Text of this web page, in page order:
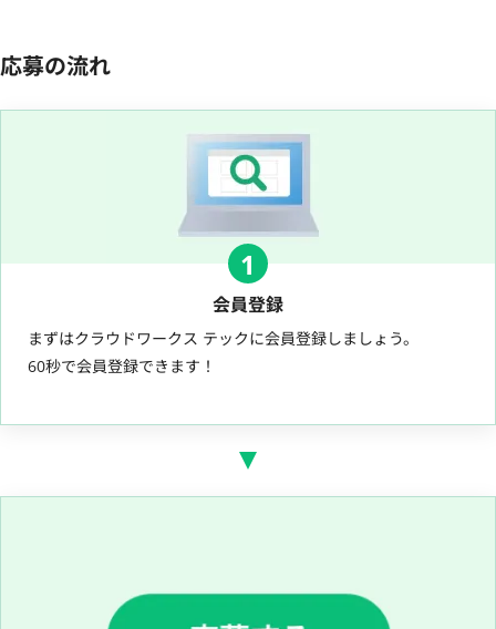
応募の流れ
1
会員登録
まずはクラウドワークス テックに会員登録しましょう。
60秒で会員登録できます！